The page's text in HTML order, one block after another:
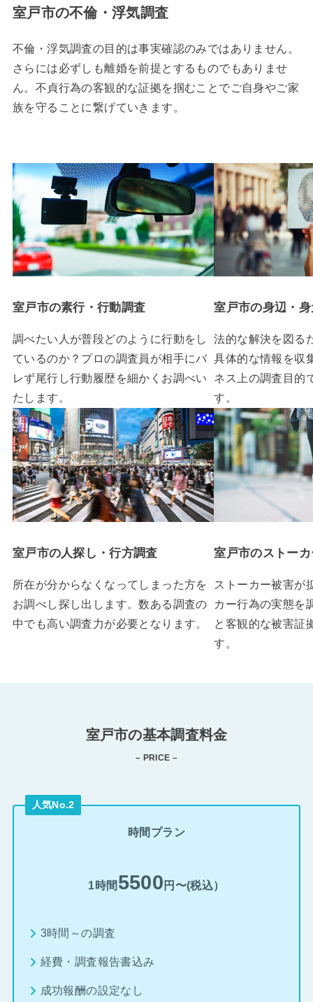
室戸市の不倫・浮気調査
不倫・浮気調査の目的は事実確認のみではありません。
さらには必ずしも離婚を前提とするものでもありませ
ん。不貞行為の客観的な証拠を掴むことでご自身やご家
族を守ることに繋げていきます。
室戸市の素行・行動調査
調べたい人が普段どのように行動をし
ているのか？プロの調査員が相手にバ
レず尾行し行動履歴を細かくお調べい
たします。
室戸市の身辺・
法的な解決を図る
具体的な情報を収
ネス上の調査目的
す。
室戸市の人探し・行方調査
所在が分からなくなってしまった方を
お調べし探し出します。数ある調査の
中でも高い調査力が必要となります。
室戸市のストー
ストーカー被害が
カー行為の実態を
と客観的な被害証
す。
室戸市の基本調査料金
– PRICE –
人気No.2
時間プラン
1時間 5500 円〜(税込）
3時間～の調査
経費・調査報告書込み
成功報酬の設定なし